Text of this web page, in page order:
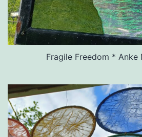
Fragile Freedom * Anke